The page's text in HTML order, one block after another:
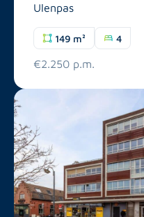
Ulenpas
149 m² 4
€2.250 p.m.